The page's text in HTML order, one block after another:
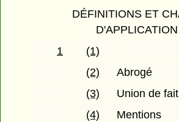
DÉFINITIONS ET
D'APPLICATION
1
(1)
(2)
Abrogé
(3)
Union de
(4)
Mentions